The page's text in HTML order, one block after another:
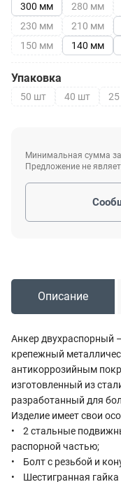
300 мм
280 мм
230 мм
210 мм
150 мм
140 мм
Упаковка
50 шт 40 шт
Минимальная сумма
Предложение не
Описание
Анкер двухраспорный
крепежный
антикоррозийным
изготовленный из
разработанный для
Изделие имеет свои
• 2 стальные
распорной частью;
• Болт с резьбой и
• Шестигранная